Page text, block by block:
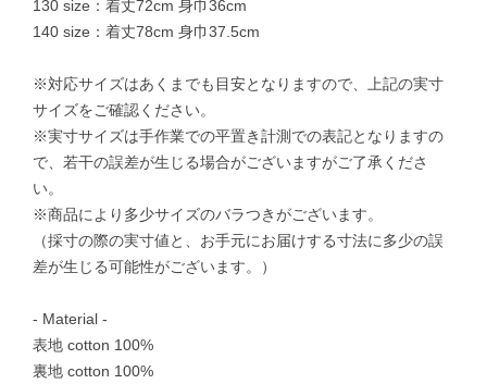
130 size：着丈72cm 身巾36cm
140 size：着丈78cm 身巾37.5cm
※対応サイズはあくまでも目安となりますので、上記の実寸
サイズをご確認ください。
※実寸サイズは手作業での平置き計測での表記となりますの
で、若干の誤差が生じる場合がございますがご了承くださ
い。
※商品により多少サイズのバラつきがございます。
（採寸の際の実寸値と、お手元にお届けする寸法に多少の誤
差が生じる可能性がございます。）
- Material -
表地 cotton 100%
裏地 cotton 100%